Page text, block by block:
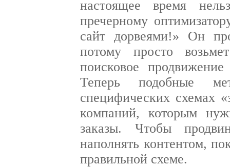
настоящее время
пречерному
сайт дорвеями!» Он
потому просто
поисковое
Теперь подобные
специфических схемах
компаний, которым
заказы. Чтобы
наполнять контентом,
правильной схеме.